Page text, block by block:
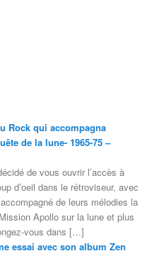
Rock qui accompagna
de la lune- 1965-75 –
de vous ouvrir l’accès à
d’oeil dans le rétroviseur, avec
de leurs mélodies la
Apollo sur la lune et plus
vous dans […]
essai avec son album Zen